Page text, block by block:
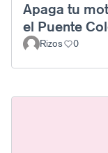
Apaga tu
el Puente
Rizos
0